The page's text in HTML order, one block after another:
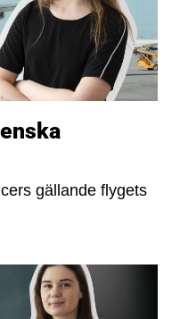
gällande flygets